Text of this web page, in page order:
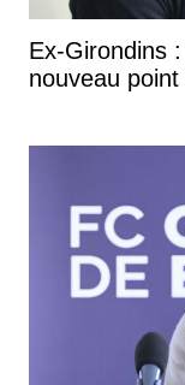
Ex-Girondins
nouveau